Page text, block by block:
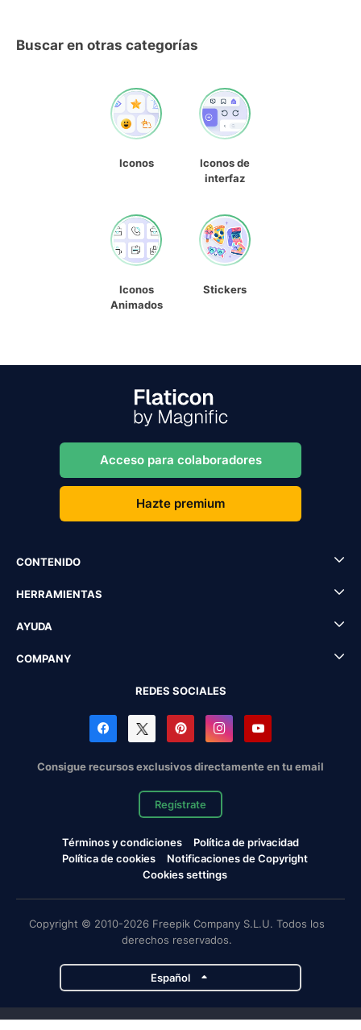
Buscar en otras categorías
Iconos
Iconos de
interfaz
Iconos
Animados
Stickers
Acceso para colaboradores
Hazte premium
CONTENIDO
HERRAMIENTAS
AYUDA
COMPANY
REDES SOCIALES
Consigue recursos exclusivos directamente en tu email
Regístrate
Términos y condiciones
Política de privacidad
Política de cookies
Notificaciones de Copyright
Cookies settings
Copyright © 2010-2026 Freepik Company S.L.U. Todos los
derechos reservados.
Español